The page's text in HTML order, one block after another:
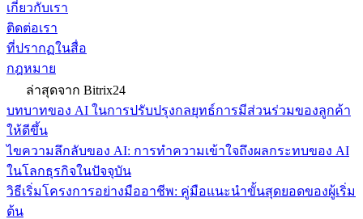
เกี่ยวกับเรา
ติดต่อเรา
ที่ปรากฏในสื่อ
กฎหมาย
ล่าสุดจาก Bitrix24
บทบาทของ AI ในการปรับปรุงกลยุทธ์การมีส่วนร่วมของลูกค้า
ให้ดีขึ้น
ไขความลึกลับของ AI: การทำความเข้าใจถึงผลกระทบของ AI
ในโลกธุรกิจในปัจจุบัน
วิธีเริ่มโครงการอย่างมืออาชีพ: คู่มือแนะนำขั้นสุดยอดของผู้เริ่ม
ต้น